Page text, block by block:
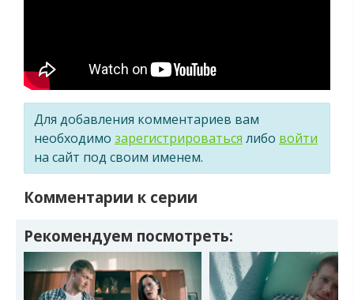
Для добавления комментариев вам
необходимо зарегистрироваться либо войти
на сайт под своим именем.
Комментарии к серии
Рекомендуем посмотреть: